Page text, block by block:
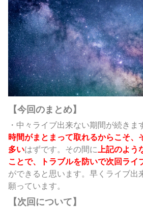
【今回のまとめ】
・中々ライブ出来ない期間が続きま
時間がまとまって取れるからこそ、
多いはずです。その間に上記のよう
ことで、トラブルを防いで次回ライ
ができると思います。早くライブ出
願っています。
【次回について】